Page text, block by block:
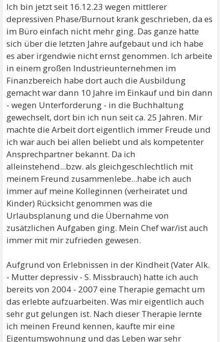
Ich bin jetzt seit 16.12.23 wegen mittlerer
depressiven Phase/Burnout krank geschrieben, da es
im Büro einfach nicht mehr ging. Das ganze hatte
sich über die letzten Jahre aufgebaut und ich habe
es aber irgendwie nicht ernst genommen. Ich arbeite
in einem großen Industrieunternehmen im
Finanzbereich habe dort auch die Ausbildung
gemacht war dann 10 Jahre im Einkauf und bin dann
- wegen Unterforderung - in die Buchhaltung
gewechselt, dort bin ich nun seit ca. 25 Jahren. Mir
machte die Arbeit dort eigentlich immer Freude und
ich war auch bei allen beliebt und als kompetenter
Ansprechpartner bekannt. Da ich
alleinstehend...bzw. als gleichgeschlechtlich mit
meinem Freund zusammenlebe...habe ich auch
immer auf meine Kolleginnen (verheiratet und
Kinder) Rücksicht genommen was die
Urlaubsplanung und die Übernahme von
zusätzlichen Aufgaben ging. Mein Chef war/ist auch
immer mit mir zufrieden gewesen.
Aufgrund von Erlebnissen in der Kindheit (Vater Alk.
- Mutter depressiv - S. Missbrauch) hatte ich auch
bereits von 2004 - 2007 eine Therapie gemacht um
das erlebte aufzuarbeiten. Was mir eigentlich auch
sehr gut gelungen ist. Nach dieser Therapie lernte
ich meinen Freund kennen, kaufte mir eine
Eigentumswohnung und das Leben war sehr